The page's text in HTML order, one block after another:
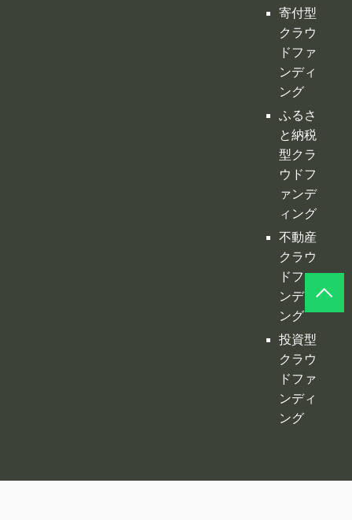
と納税
型クラ
ウドフ
ァンデ
ィング
不動産
クラウ
ドファ
ンディ
ング
投資型
クラウ
ドファ
ンディ
ング